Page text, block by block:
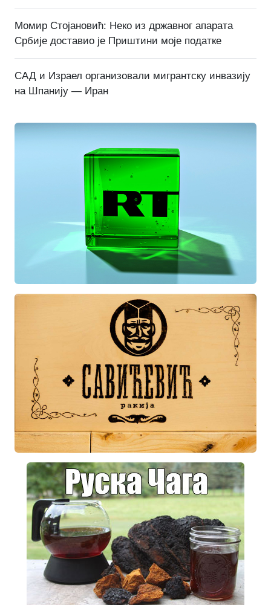
Момир Стојановић: Неко из државног апарата
Србије доставио је Приштини моје податке
САД и Израел организовали мигрантску инвазију
на Шпанију — Иран